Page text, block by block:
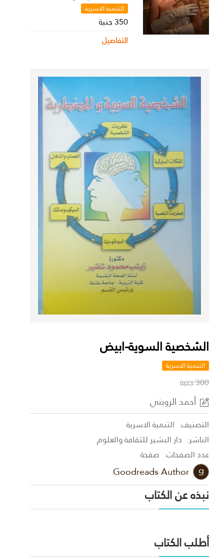
التنمية الاسرية
350 جنية
التفاصيل
الشخصية السوية-ابيض
التنمية الاسرية
300 جنية
أحمد الرويني
التصنيف: التنمية الاسرية
الناشر: دار البشير للثقافة والعلوم
عدد الصفحات: صفحة
Goodreads Author
نبذه عن الكتاب
أطلب الكتاب